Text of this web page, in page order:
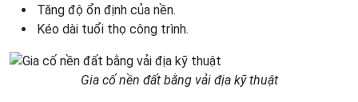
Tăng độ ổn định của nền.
Kéo dài tuổi thọ công trình.
Gia cố nền đất bằng vải địa kỹ thuật